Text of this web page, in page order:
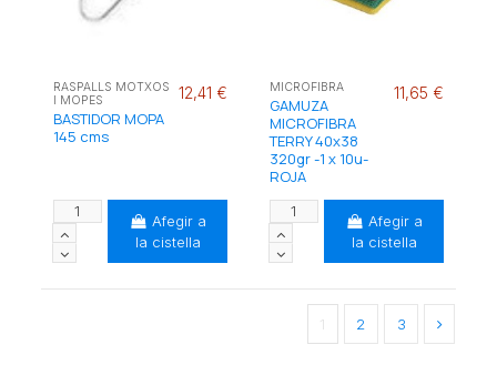
RASPALLS MOTXOS
I MOPES
BASTIDOR MOPA
145 cms
12,41 €
Afegir a
la cistella
MICROFIBRA
GAMUZA
MICROFIBRA
TERRY 40x38
320gr -1 x 10u-
ROJA
11,65 €
Afegir a
la cistella
1 2 3